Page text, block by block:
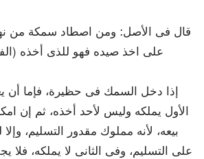
قال فى الأصل: ومن اصطاد سمكة من
على اخذ صيده فهو للذى أخذه (الفتاوى
إذا دخل السمك فى حظيرة، فإما أن
الأول يملكه وليس لأحد أخذه، ثم إن
بيعه، لأنه مملوك مقدور التسليم،
على التسليم، وفى الثانى لا يملكه، فلا